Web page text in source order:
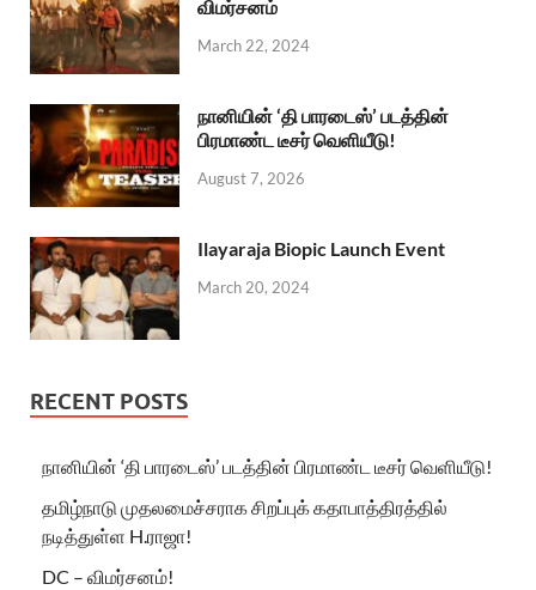
விமர்சனம்
March 22, 2024
நானியின் ‘தி பாரடைஸ்’ படத்தின்
பிரமாண்ட டீசர் வெளியீடு!
August 7, 2026
Ilayaraja Biopic Launch Event
March 20, 2024
RECENT POSTS
நானியின் ‘தி பாரடைஸ்’ படத்தின் பிரமாண்ட டீசர் வெளியீடு!
தமிழ்நாடு முதலமைச்சராக சிறப்புக் கதாபாத்திரத்தில்
நடித்துள்ள H.ராஜா!
DC – விமர்சனம்!